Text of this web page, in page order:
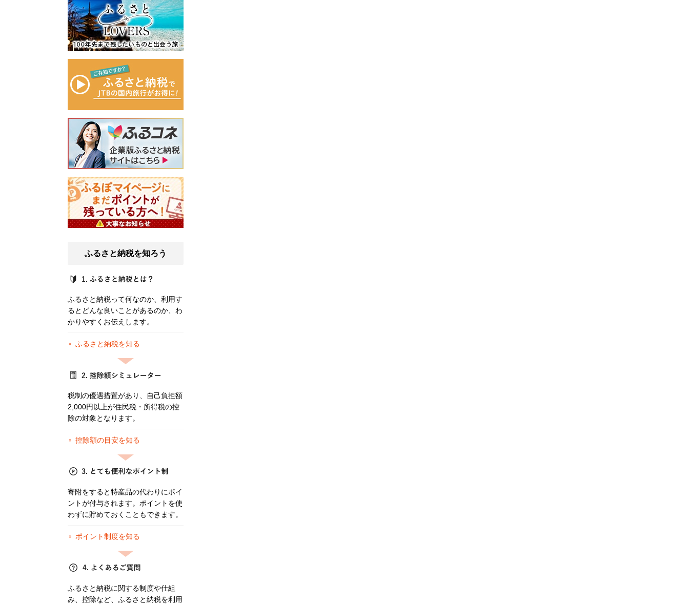
ふるさと納税を知ろう
ふるさと納税って何なのか、利用す
るとどんな良いことがあるのか、わ
かりやすくお伝えします。
ふるさと納税を知る
税制の優遇措置があり、自己負担額
2,000円以上が住民税・所得税の控
除の対象となります。
控除額の目安を知る
寄附をすると特産品の代わりにポイ
ントが付与されます。ポイントを使
わずに貯めておくこともできます。
ポイント制度を知る
ふるさと納税に関する制度や仕組
み、控除など、ふるさと納税を利用